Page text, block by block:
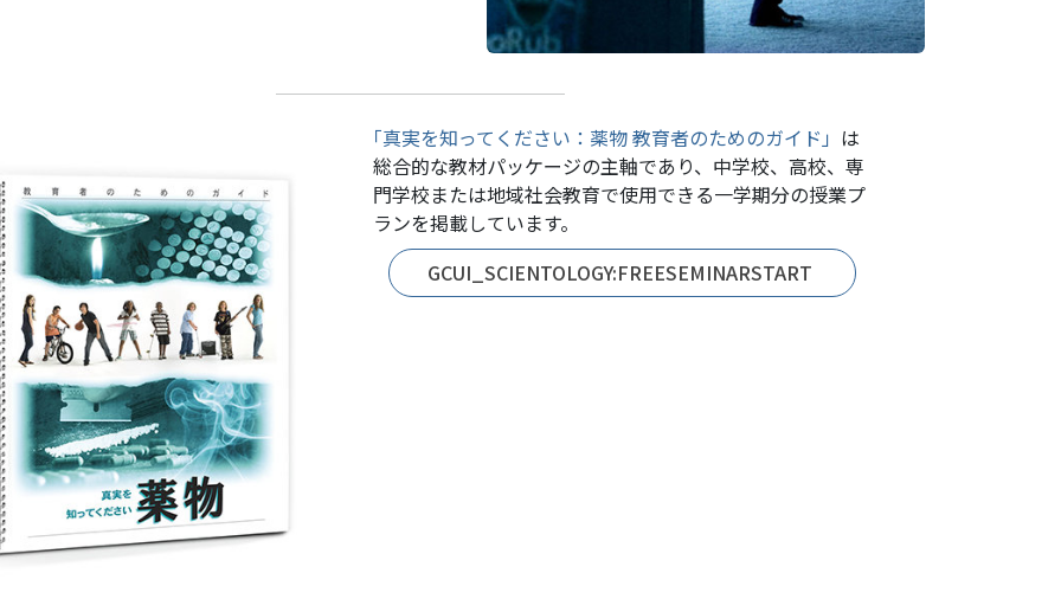
｢真実を知ってください：薬物 教育者のためのガイド」 は
総合的な教材パッケージの主軸であり、中学校、高校、専
門学校または地域社会教育で使用できる一学期分の授業プ
ランを掲載しています。
GCUI_SCIENTOLOGY:FREESEMINARSTART